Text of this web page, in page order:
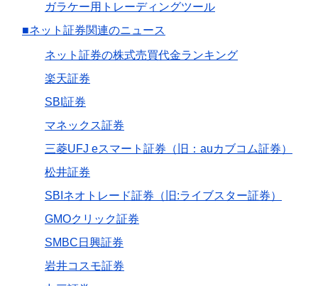
ガラケー用トレーディングツール
■ネット証券関連のニュース
ネット証券の株式売買代金ランキング
楽天証券
SBI証券
マネックス証券
三菱UFJ eスマート証券（旧：auカブコム証券）
松井証券
SBIネオトレード証券（旧:ライブスター証券）
GMOクリック証券
SMBC日興証券
岩井コスモ証券